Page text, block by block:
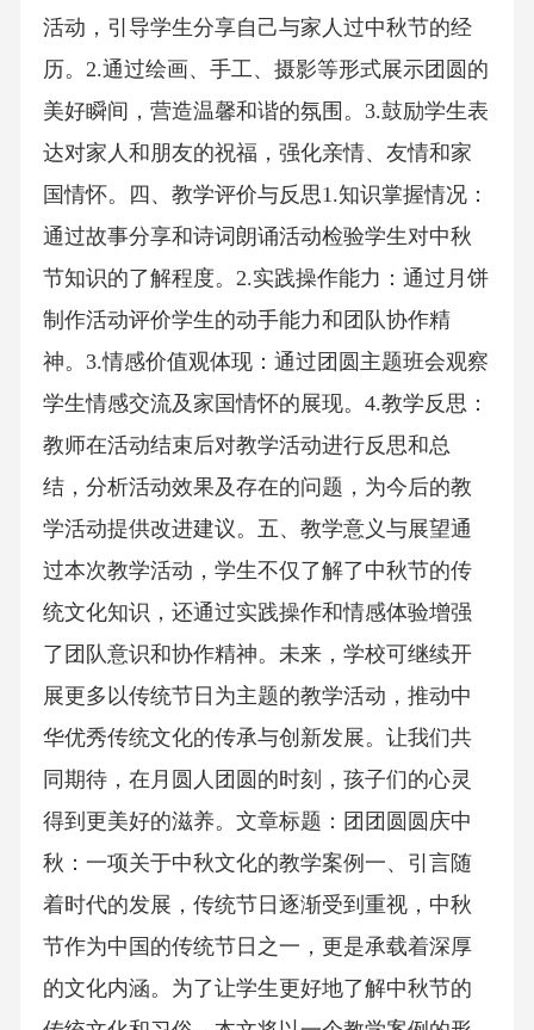
活动，引导学生分享自己与家人过中秋节的经
历。2.通过绘画、手工、摄影等形式展示团圆的
美好瞬间，营造温馨和谐的氛围。3.鼓励学生表
达对家人和朋友的祝福，强化亲情、友情和家
国情怀。四、教学评价与反思1.知识掌握情况：
通过故事分享和诗词朗诵活动检验学生对中秋
节知识的了解程度。2.实践操作能力：通过月饼
制作活动评价学生的动手能力和团队协作精
神。3.情感价值观体现：通过团圆主题班会观察
学生情感交流及家国情怀的展现。4.教学反思：
教师在活动结束后对教学活动进行反思和总
结，分析活动效果及存在的问题，为今后的教
学活动提供改进建议。五、教学意义与展望通
过本次教学活动，学生不仅了解了中秋节的传
统文化知识，还通过实践操作和情感体验增强
了团队意识和协作精神。未来，学校可继续开
展更多以传统节日为主题的教学活动，推动中
华优秀传统文化的传承与创新发展。让我们共
同期待，在月圆人团圆的时刻，孩子们的心灵
得到更美好的滋养。文章标题：团团圆圆庆中
秋：一项关于中秋文化的教学案例一、引言随
着时代的发展，传统节日逐渐受到重视，中秋
节作为中国的传统节日之一，更是承载着深厚
的文化内涵。为了让学生更好地了解中秋节的